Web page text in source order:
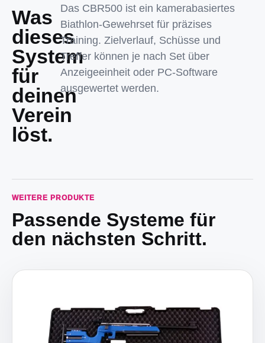
Was
dieses
System
für
deinen
Verein
löst.
Das CBR500 ist ein kamerabasiertes
Biathlon-Gewehrset für präzises
Training. Zielverlauf, Schüsse und
Treffer können je nach Set über
Anzeigeeinheit oder PC-Software
ausgewertet werden.
WEITERE PRODUKTE
Passende Systeme für
den nächsten Schritt.